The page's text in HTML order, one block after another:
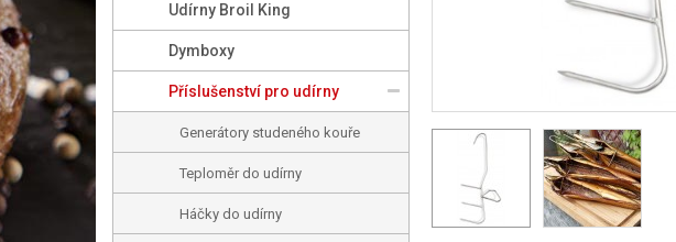
Udírny Broil King
Dymboxy
Příslušenství pro udírny
Generátory studeného kouře
Teploměr do udírny
Háčky do udírny